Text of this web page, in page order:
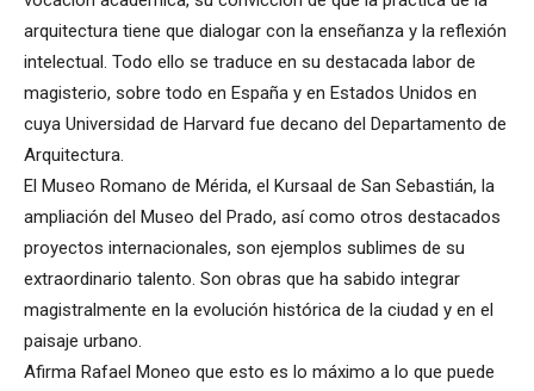
arquitectura tiene que dialogar con la enseñanza y la reflexión
intelectual. Todo ello se traduce en su destacada labor de
magisterio, sobre todo en España y en Estados Unidos en
cuya Universidad de Harvard fue decano del Departamento de
Arquitectura.
El Museo Romano de Mérida, el Kursaal de San Sebastián, la
ampliación del Museo del Prado, así como otros destacados
proyectos internacionales, son ejemplos sublimes de su
extraordinario talento. Son obras que ha sabido integrar
magistralmente en la evolución histórica de la ciudad y en el
paisaje urbano.
Afirma Rafael Moneo que esto es lo máximo a lo que puede